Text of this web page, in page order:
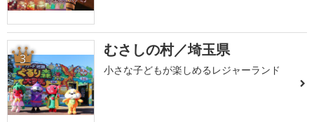
3 むさしの村／埼玉県
小さな子どもが楽しめるレジャーランド